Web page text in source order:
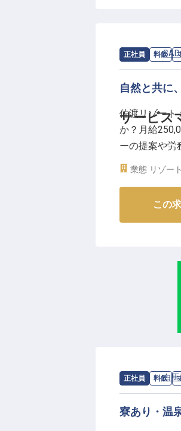
ーー【経験を
これまでの接
スタッフの育
月給300,000
単身寮も完
※2026年03月
正社員 料飲
サービス
求人情報：
自然と共に
佐渡リゾート
か？月給
ーの提案や労
で、あなたの
業態 リゾー
この
正社員 料飲
求人情報：白
寮あり・温